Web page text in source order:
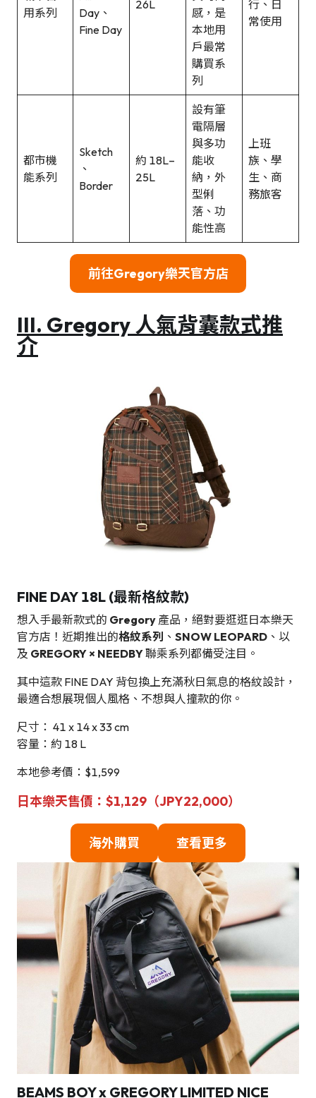
用系列
Day、
Fine Day
26L
感，是
本地用
戶最常
購買系
列
行、日
常使用
都市機
能系列
Sketch
、
Border
約 18L–
25L
設有筆
電隔層
與多功
能收
納，外
型俐
落、功
能性高
上班
族、學
生、商
務旅客
前往Gregory樂天官方店
III. Gregory 人氣背囊款式推
介
FINE DAY 18L (最新格紋款)
想入手最新款式的 Gregory 產品，絕對要逛逛日本樂天
官方店！近期推出的格紋系列 、 SNOW LEOPARD 、以
及 GREGORY × NEEDBY聯乘系列都備受注目。
其中這款 FINE DAY 背包換上充滿秋日氣息的格紋設計，
最適合想展現個人風格、不想與人撞款的你。
尺寸： 41 x 14 x 33 cm
容量：約 18 L
本地參考價：$1,599
日本樂天售價：$1,129（JPY22,000）
海外購買 查看更多
BEAMS BOY x GREGORY LIMITED NICE